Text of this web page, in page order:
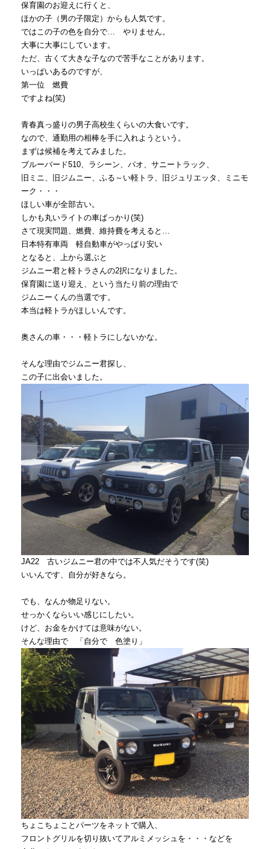
保育園のお迎えに行くと、
ほかの子（男の子限定）からも人気です。
ではこの子の色を自分で… やりません。
大事に大事にしています。
ただ、古くて大きな子なので苦手なことがあります。
いっぱいあるのですが、
第一位 燃費
ですよね(笑)
青春真っ盛りの男子高校生くらいの大食いです。
なので、通勤用の相棒を手に入れようという。
まずは候補を考えてみました。
ブルーバード510、ラシーン、パオ、サニートラック、
旧ミニ、旧ジムニー、ふる～い軽トラ、旧ジュリエッタ、ミニモ
ーク・・・
ほしい車が全部古い。
しかも丸いライトの車ばっかり(笑)
さて現実問題、燃費、維持費を考えると…
日本特有車両 軽自動車がやっぱり安い
となると、上から選ぶと
ジムニー君と軽トラさんの2択になりました。
保育園に送り迎え、という当たり前の理由で
ジムニーくんの当選です。
本当は軽トラがほしいんです。
奥さんの車・・・軽トラにしないかな。
そんな理由でジムニー君探し、
この子に出会いました。
JA22 古いジムニー君の中では不人気だそうです(笑)
いいんです、自分が好きなら。
でも、なんか物足りない。
せっかくならいい感じにしたい。
けど、お金をかけては意味がない。
そんな理由で 「自分で 色塗り」
ちょこちょことパーツをネットで購入、
フロントグリルを切り抜いてアルミメッシュを・・・などを